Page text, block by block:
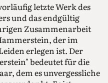
letzte Werk des
und das endgültig
Zusammenarbeit
der im
erlegen ist. Der
bedeutet für die
dem es unvergessliche